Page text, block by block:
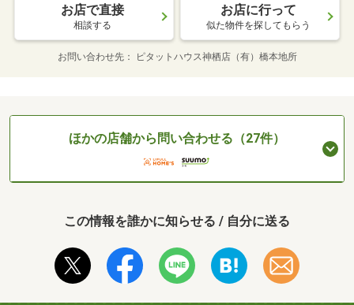
お店で直接
相談する
お店に行って
似た物件を探してもらう
お問い合わせ先 ピタットハウス神栖店（有）橋本地所
ほかの店舗から問い合わせる（27件）
この情報を誰かに知らせる / 自分に送る